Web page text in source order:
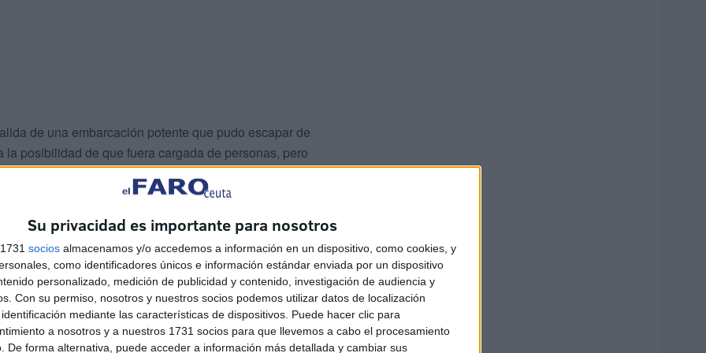
Su privacidad es importante para nosotros
socios almacenamos y/o accedemos a información en un dispositivo, como cookies, y
como identificadores únicos e información estándar enviada por un dispositivo
personalizado, medición de publicidad y contenido, investigación de audiencia y
Con su permiso, nosotros y nuestros socios podemos utilizar datos de localización
mediante las características de dispositivos. Puede hacer clic para
a nosotros y a nuestros 1731 socios para que llevemos a cabo el procesamiento
De forma alternativa, puede acceder a información más detallada y cambiar sus
de una embarcación potente que pudo escapar de
posibilidad de que fuera cargada de personas, pero
que podría tratarse de una carga de petacas de
la playa del Sarchal.
a cabo los agentes del Instituto Armado
semirrígida, sacando personas como si se
marroquíes o, como se ha sospechado, también de